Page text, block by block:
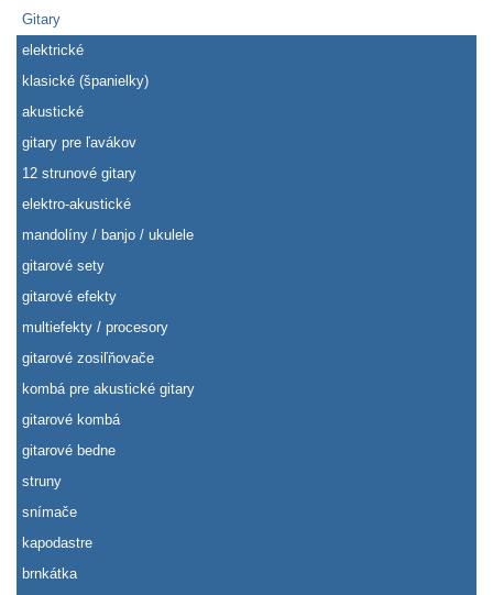
Gitary
elektrické
klasické (španielky)
akustické
gitary pre ľavákov
12 strunové gitary
elektro-akustické
mandolíny / banjo / ukulele
gitarové sety
gitarové efekty
multiefekty / procesory
gitarové zosiľňovače
kombá pre akustické gitary
gitarové kombá
gitarové bedne
struny
snímače
kapodastre
brnkátka